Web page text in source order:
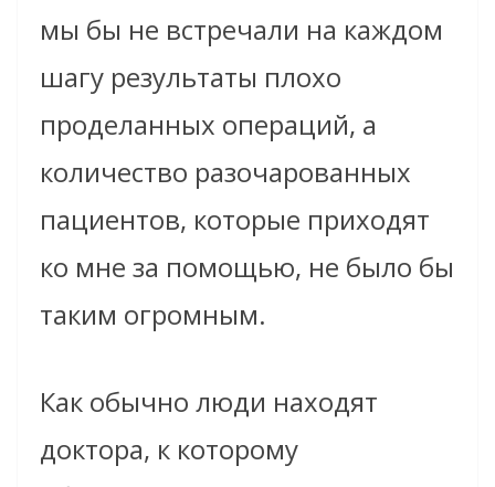
мы бы не встречали на каждом
шагу результаты плохо
проделанных операций, а
количество разочарованных
пациентов, которые приходят
ко мне за помощью, не было бы
таким огромным.
Как обычно люди находят
доктора, к которому